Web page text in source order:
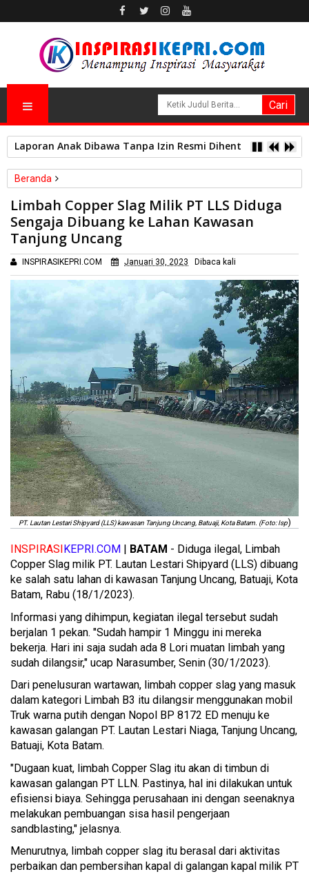
Laporan Anak Dibawa Tanpa Izin Resmi Dihentikan Polsek
Beranda
Limbah Copper Slag Milik PT LLS Diduga Sengaja Dibuang ke
Lahan Kawasan Tanjung Uncang
Limbah Copper Slag Milik PT LLS Diduga
Sengaja Dibuang ke Lahan Kawasan
Tanjung Uncang
INSPIRASIKEPRI.COM Januari 30, 2023 Dibaca kali
PT. Lautan Lestari Shipyard (LLS) kawasan Tanjung Uncang, Batuaji, Kota Batam. (Foto: Isp)
INSPIRASI KEPRI.COM BATAM - Diduga ilegal, Limbah
Copper Slag milik PT. Lautan Lestari Shipyard (LLS) dibuang
ke salah satu lahan di kawasan Tanjung Uncang, Batuaji, Kota
Batam, Rabu (18/1/2023).
Informasi yang dihimpun, kegiatan ilegal tersebut sudah
berjalan 1 pekan. "Sudah hampir 1 Minggu ini mereka
bekerja. Hari ini saja sudah ada 8 Lori muatan limbah yang
sudah dilangsir," ucap Narasumber, Senin (30/1/2023).
Dari penelusuran wartawan, limbah copper slag yang masuk
dalam kategori Limbah B3 itu dilangsir menggunakan mobil
Truk warna putih dengan Nopol BP 8172 ED menuju ke
kawasan galangan PT. Lautan Lestari Niaga, Tanjung Uncang,
Batuaji, Kota Batam.
"Dugaan kuat, limbah Copper Slag itu akan di timbun di
kawasan galangan PT LLN. Pastinya, hal ini dilakukan untuk
efisiensi biaya. Sehingga perusahaan ini dengan seenaknya
melakukan pembuangan sisa hasil pengerjaan
sandblasting," jelasnya.
Menurutnya, limbah copper slag itu berasal dari aktivitas
perbaikan dan pembersihan kapal di galangan kapal milik PT